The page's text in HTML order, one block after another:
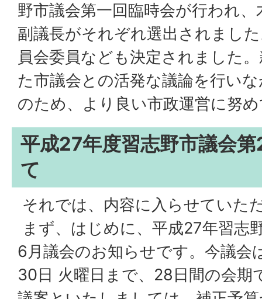
野市議会第一回臨時会が行われ
副議長がそれぞれ選出されまし
員会委員なども決定されました
た市議会との活発な議論を行い
のため、より良い市政運営に努
平成27年度習志野市議会
て
それでは、内容に入らせていた
まず、はじめに、平成27年習志
6月議会のお知らせです。今議会
30日 火曜日まで、28日間の会期